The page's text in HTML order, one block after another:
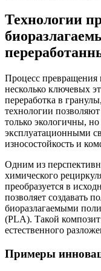
Технологии
Процесс превращения
несколько ключевых
переработка в
технологии
только экологичны,
эксплуатационными
износостойкость и
Одним из
химического
преобразуется в
позволяет создавать
биоразлагаемыми
(PLA). Такой
естественного
Примеры